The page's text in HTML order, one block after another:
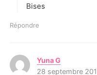
Bises
Répondre
Yuna G
i
28 septembre